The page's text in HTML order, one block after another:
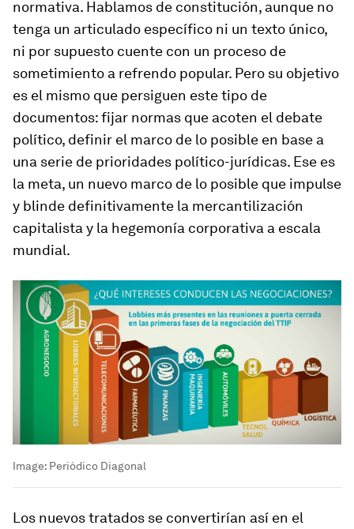
normativa. Hablamos de constitución, aunque no
tenga un articulado específico ni un texto único,
ni por supuesto cuente con un proceso de
sometimiento a refrendo popular. Pero su objetivo
es el mismo que persiguen este tipo de
documentos: fijar normas que acoten el debate
político, definir el marco de lo posible en base a
una serie de prioridades político-jurídicas. Ese es
la meta, un nuevo marco de lo posible que impulse
y blinde definitivamente la mercantilización
capitalista y la hegemonía corporativa a escala
mundial.
Image: Periódico Diagonal
Los nuevos tratados se convertirían así en el